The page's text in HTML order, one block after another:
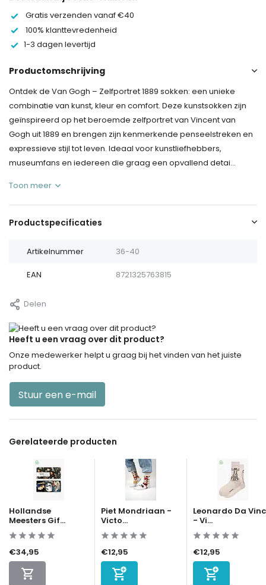
Gratis verzenden vanaf €40
100% klanttevredenheid
1-3 dagen levertijd
Productomschrijving
Ontdek de Van Gogh – Zelfportret 1889 sokken: een unieke
combinatie van kunst, kleur en comfort. Deze kunstsokken zijn
geïnspireerd op het beroemde zelfportret van Vincent van
Gogh uit 1889 en brengen zijn kenmerkende penseelstreken en
expressieve stijl tot leven. Ideaal voor kunstliefhebbers,
museumfans en iedereen die graag een opvallend detai...
Toon meer
Productspecificaties
Artikelnummer 36-40
EAN 8721325763815
Delen
Heeft u een vraag over dit product?
Onze medewerker helpt u graag bij het vinden van het juiste
product.
Stuur een e-mail
Gerelateerde producten
Hollandse
Meesters Gif...
€34,95
Piet Mondriaan -
Victo...
€12,95
Leonardo Da
- Vi...
€12,95